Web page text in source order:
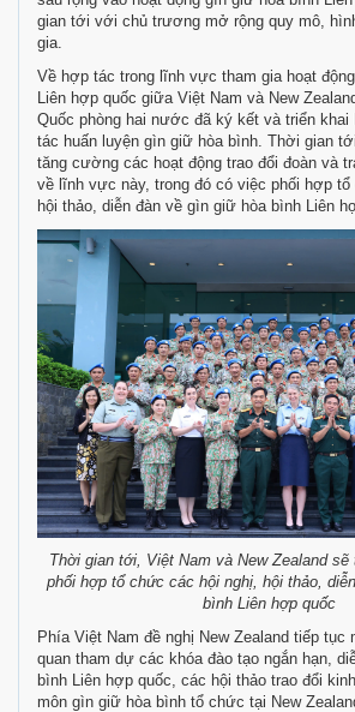
gian tới với chủ trương mở rộng quy mô,
gia.
Về hợp tác trong lĩnh vực tham gia hoạt
Liên hợp quốc giữa Việt Nam và New
Quốc phòng hai nước đã ký kết và triển
tác huấn luyện gìn giữ hòa bình. Thời gian
tăng cường các hoạt động trao đổi đoàn và
về lĩnh vực này, trong đó có việc phối hợp tổ
hội thảo, diễn đàn về gìn giữ hòa bình Liên
Thời gian tới, Việt Nam và New Zealand
phối hợp tổ chức các hội nghị, hội thảo,
bình Liên hợp quốc
Phía Việt Nam đề nghị New Zealand tiếp
quan tham dự các khóa đào tạo ngắn hạn,
bình Liên hợp quốc, các hội thảo trao đổi
môn gìn giữ hòa bình tổ chức tại New